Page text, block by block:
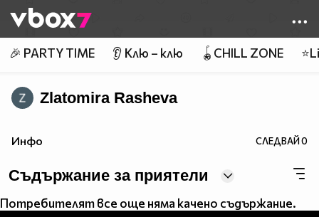
👾
🎉 PARTY TIME 👂 Клю – клю 🪀CHILL ZONE
Zlatomira Rasheva
Инфо СЛЕДВАЙ0
Съдържание за приятели
Потребителят все още няма качено съдържание.